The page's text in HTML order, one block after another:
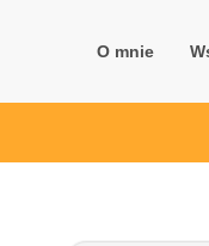
O mnie